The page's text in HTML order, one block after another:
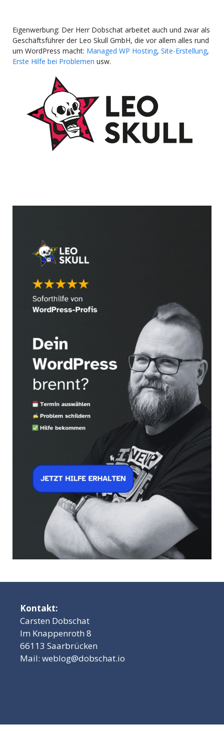
Eigenwerbung: Der Herr Dobschat arbeitet auch und zwar als
Geschäftsführer der Leo Skull GmbH, die vor allem alles rund
um WordPress macht: Managed WP Hosting, Site-Erstellung,
Erste Hilfe bei Problemen usw.
Kontakt:
Carsten Dobschat
Im Knappenroth 8
66113 Saarbrücken
Mail: weblog@dobschat.io